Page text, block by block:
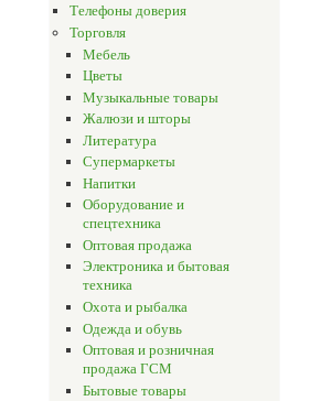
Телефоны доверия
Торговля
Мебель
Цветы
Музыкальные товары
Жалюзи и шторы
Литература
Супермаркеты
Напитки
Оборудование и
спецтехника
Оптовая продажа
Электроника и бытовая
техника
Охота и рыбалка
Одежда и обувь
Оптовая и розничная
продажа ГСМ
Бытовые товары